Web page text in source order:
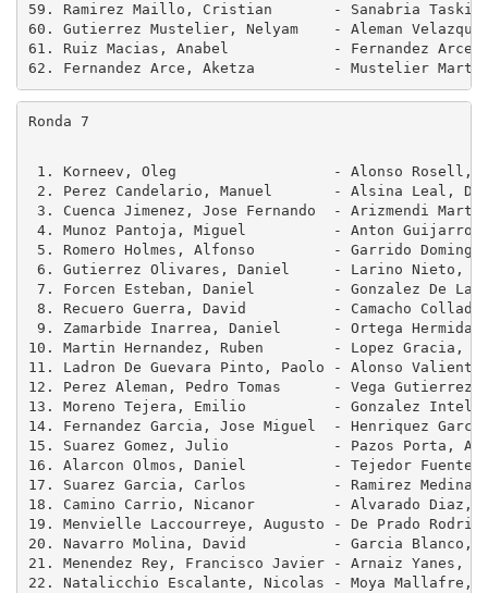
59. Ramirez Maillo, Cristian       - Sanabria
60. Gutierrez Mustelier, Nelyam    - Aleman
61. Ruiz Macias, Anabel            - Fernandez
Ronda 7
1. Korneev, Oleg                  - Alonso
2. Perez Candelario, Manuel       - Alsina Leal,
3. Cuenca Jimenez, Jose Fernando  - Arizmendi
4. Munoz Pantoja, Miguel          - Anton
5. Romero Holmes, Alfonso         - Garrido
6. Gutierrez Olivares, Daniel     - Larino Nieto,
7. Forcen Esteban, Daniel         - Gonzalez De La
8. Recuero Guerra, David          - Camacho
9. Zamarbide Inarrea, Daniel      - Ortega
10. Martin Hernandez, Ruben        - Lopez Gracia,
11. Ladron De Guevara Pinto, Paolo - Alonso
12. Perez Aleman, Pedro Tomas      - Vega
13. Moreno Tejera, Emilio          - Gonzalez
14. Fernandez Garcia, Jose Miguel  - Henriquez
15. Suarez Gomez, Julio            - Pazos Porta,
16. Alarcon Olmos, Daniel          - Tejedor
17. Suarez Garcia, Carlos          - Ramirez
18. Camino Carrio, Nicanor         - Alvarado
19. Menvielle Laccourreye, Augusto - De Prado
20. Navarro Molina, David          - Garcia
21. Menendez Rey, Francisco Javier - Arnaiz Yanes,
22. Natalicchio Escalante, Nicolas - Moya